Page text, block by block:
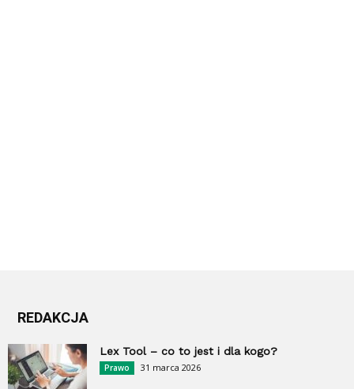
REDAKCJA
Lex Tool – co to jest i dla kogo?
Prawo 31 marca 2026